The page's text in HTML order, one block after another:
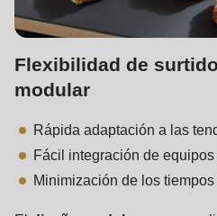
Flexibilidad de
modular
Rápida adaptación a las
Fácil integración de
Minimización de los